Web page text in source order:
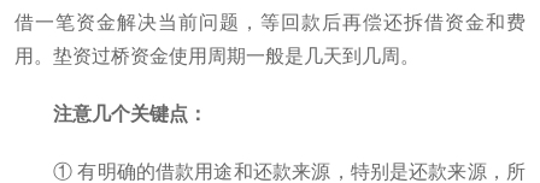
借一笔资金解决当前问题，等回款后再偿还拆借资金和费
用。垫资过桥资金使用周期一般是几天到几周。
注意几个关键点：
① 有明确的借款用途和还款来源，特别是还款来源，所